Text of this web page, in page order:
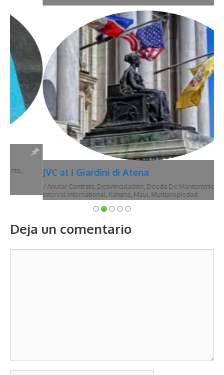
JVC at I Giardini di Atena
Anular Contrato,Desvinculación,Deuda De Mantenimiento,Hawái,
Interval International,Kahana,Maui,Multipropiedad